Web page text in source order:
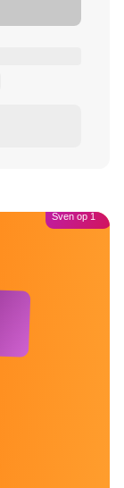
Sven op 1